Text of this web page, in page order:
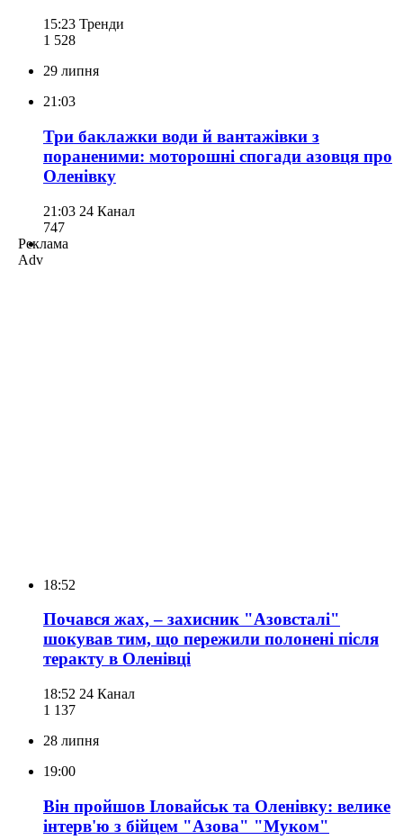
15:23 Тренди
1 528
29 липня
21:03
Три баклажки води й вантажівки з
пораненими: моторошні спогади азовця про
Оленівку
21:03 24 Канал
747
Реклама
Adv
18:52
Почався жах, – захисник "Азовсталі"
шокував тим, що пережили полонені після
теракту в Оленівці
18:52 24 Канал
1 137
28 липня
19:00
Він пройшов Іловайськ та Оленівку: велике
інтерв'ю з бійцем "Азова" "Муком"